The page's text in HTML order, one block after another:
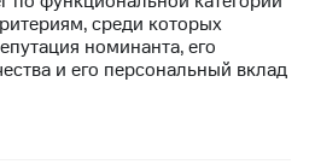
среди которых
номинанта, его
и его персональный вклад